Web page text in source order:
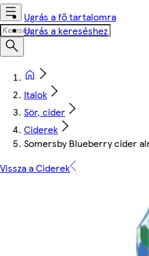
Ugrás a fő tartalomra
Ugrás a kereséshez
Italok
Sör, cider
Ciderek
Somersby Blueberry cider
Vissza a Ciderek